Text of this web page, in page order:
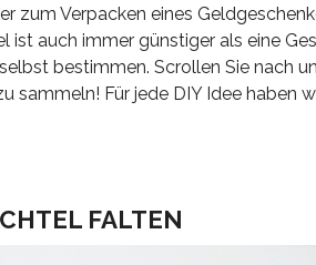
zum Verpacken eines
ist auch immer günstiger als eine
bestimmen. Scrollen Sie nach
sammeln! Für jede DIY Idee haben
FALTEN